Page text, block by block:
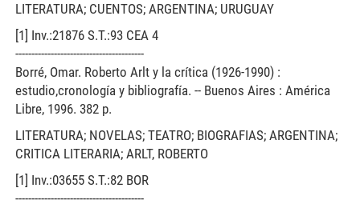
LITERATURA; CUENTOS; ARGENTINA; URUGUAY
[1] Inv.:21876 S.T.:93 CEA 4
----------------------------------------
Borré, Omar. Roberto Arlt y la crítica (1926-1990) :
estudio,cronología y bibliografía. -- Buenos Aires : América
Libre, 1996. 382 p.
LITERATURA; NOVELAS; TEATRO; BIOGRAFIAS; ARGENTINA;
CRITICA LITERARIA; ARLT, ROBERTO
[1] Inv.:03655 S.T.:82 BOR
----------------------------------------